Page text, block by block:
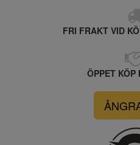
FRI FRAKT VID
ÖPPET KÖP